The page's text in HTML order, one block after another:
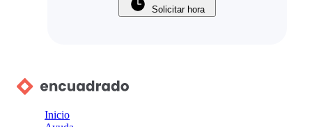
Solicitar hora
Inicio